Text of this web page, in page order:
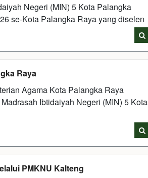
Negeri (MIN) 5 Kota Palangka
se-Kota Palangka Raya yang diselen
Raya
Agama Kota Palangka Raya
Ibtidaiyah Negeri (MIN) 5 Kota
PMKNU Kalteng